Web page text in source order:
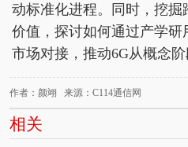
动标准化进程。同时，挖
价值，探讨如何通过产学
市场对接，推动6G从概念阶
作者：颜翊 来源：C114通信网
相关